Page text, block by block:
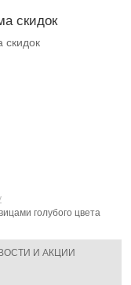
скидок
скидок
голубого цвета
И АКЦИИ